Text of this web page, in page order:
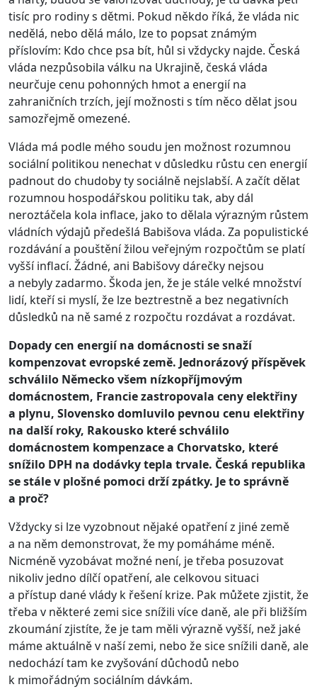
tisíc pro rodiny s dětmi. Pokud někdo říká, že vláda nic
nedělá, nebo dělá málo, lze to popsat známým
příslovím: Kdo chce psa bít, hůl si vždycky najde. Česká
vláda nezpůsobila válku na Ukrajině, česká vláda
neurčuje cenu pohonných hmot a energií na
zahraničních trzích, její možnosti s tím něco dělat jsou
samozřejmě omezené.
Vláda má podle mého soudu jen možnost rozumnou
sociální politikou nenechat v důsledku růstu cen energií
padnout do chudoby ty sociálně nejslabší. A začít dělat
rozumnou hospodářskou politiku tak, aby dál
neroztáčela kola inflace, jako to dělala výrazným růstem
vládních výdajů předešlá Babišova vláda. Za populistické
rozdávání a pouštění žilou veřejným rozpočtům se platí
vyšší inflací. Žádné, ani Babišovy dárečky nejsou
a nebyly zadarmo. Škoda jen, že je stále velké množství
lidí, kteří si myslí, že lze beztrestně a bez negativních
důsledků na ně samé z rozpočtu rozdávat a rozdávat.
Dopady cen energií na domácnosti se snaží
kompenzovat evropské země. Jednorázový příspěvek
schválilo Německo všem nízkopříjmovým
domácnostem, Francie zastropovala ceny elektřiny
a plynu, Slovensko domluvilo pevnou cenu elektřiny
na další roky, Rakousko které schválilo
domácnostem kompenzace a Chorvatsko, které
snížilo DPH na dodávky tepla trvale. Česká republika
se stále v plošné pomoci drží zpátky. Je to správně
a proč?
Vždycky si lze vyzobnout nějaké opatření z jiné země
a na něm demonstrovat, že my pomáháme méně.
Nicméně vyzobávat možné není, je třeba posuzovat
nikoliv jedno dílčí opatření, ale celkovou situaci
a přístup dané vlády k řešení krize. Pak můžete zjistit, že
třeba v některé zemi sice snížili více daně, ale při bližším
zkoumání zjistíte, že je tam měli výrazně vyšší, než jaké
máme aktuálně v naší zemi, nebo že sice snížili daně, ale
nedochází tam ke zvyšování důchodů nebo
k mimořádným sociálním dávkám.